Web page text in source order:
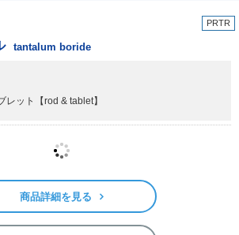
PRTR
tantalum boride
レット 【rod & tablet】
商品詳細を見る